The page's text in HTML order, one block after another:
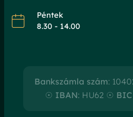
Péntek
8.30 - 14.00
Bankszámla szám:
☉ IBAN: HU62 ☉